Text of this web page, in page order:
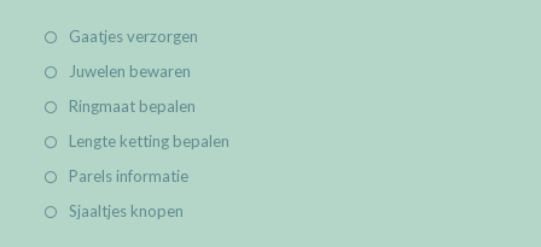
Gaatjes verzorgen
Juwelen bewaren
Ringmaat bepalen
Lengte ketting bepalen
Parels informatie
Sjaaltjes knopen